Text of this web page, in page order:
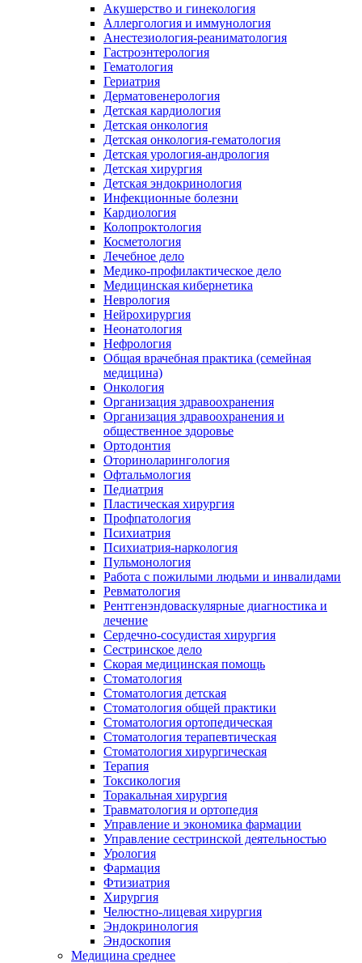
Акушерство и гинекология
Аллергология и иммунология
Анестезиология-реаниматология
Гастроэнтерология
Гематология
Гериатрия
Дерматовенерология
Детская кардиология
Детская онкология
Детская онкология-гематология
Детская урология-андрология
Детская хирургия
Детская эндокринология
Инфекционные болезни
Кардиология
Колопроктология
Косметология
Лечебное дело
Медико-профилактическое дело
Медицинская кибернетика
Неврология
Нейрохирургия
Неонатология
Нефрология
Общая врачебная практика (семейная
медицина)
Онкология
Организация здравоохранения
Организация здравоохранения и
общественное здоровье
Ортодонтия
Оториноларингология
Офтальмология
Педиатрия
Пластическая хирургия
Профпатология
Психиатрия
Психиатрия-наркология
Пульмонология
Работа с пожилыми людьми и инвалидами
Ревматология
Рентгенэндоваскулярные диагностика и
лечение
Сердечно-сосудистая хирургия
Сестринское дело
Скорая медицинская помощь
Стоматология
Стоматология детская
Стоматология общей практики
Стоматология ортопедическая
Стоматология терапевтическая
Стоматология хирургическая
Терапия
Токсикология
Торакальная хирургия
Травматология и ортопедия
Управление и экономика фармации
Управление сестринской деятельностью
Урология
Фармация
Фтизиатрия
Хирургия
Челюстно-лицевая хирургия
Эндокринология
Эндоскопия
Медицина среднее